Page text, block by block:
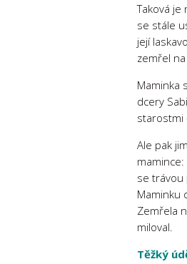
Taková je
se stále
její
zemřel
Maminka
dcery
starostmi
Ale pak
mamince:
se trávou
Maminku
Zemřela
miloval.
Těžký